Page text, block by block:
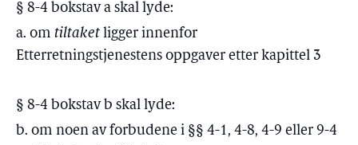
§ 8-4 bokstav a skal lyde:
a. om tiltaket ligger innenfor
Etterretningstjenestens oppgaver etter kapittel 3
§ 8-4 bokstav b skal lyde:
b. om noen av forbudene i §§ 4-1, 4-8, 4-9 eller 9-4